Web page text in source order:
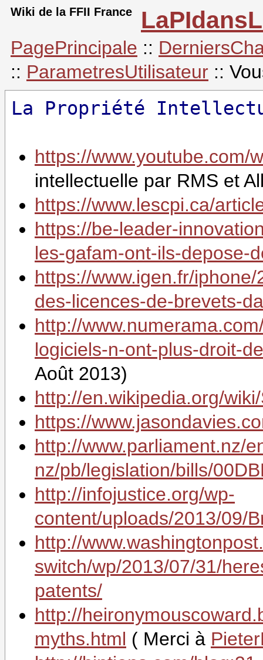
Wiki de la FFII France
PagePrincipale ::
:: ParametresUtilisateur ::
La Propriété
https://www.youtube.com/
intellectuelle par RMS et
https://www.lescpi.ca/
https://be-leader-
les-gafam-ont-ils-depose-
https://www.igen.fr/
des-licences-de-brevets-
http://
logiciels-n-ont-plus-droit-
Août 2013)
http://en.wikipedia.org/
https://
http://www.parliament.nz/
nz/pb/legislation/bills/
http://infojustice.org/wp-
content/uploads/2013/09/
http://
switch/wp/2013/07/31/
patents/
http://
myths.html ( Merci à